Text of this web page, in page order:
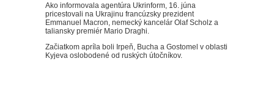
Ako informovala agentúra Ukrinform, 16. júna
pricestovali na Ukrajinu francúzsky prezident
Emmanuel Macron, nemecký kancelár Olaf Scholz a
taliansky premiér Mario Draghi.
Začiatkom apríla boli Irpeň, Bucha a Gostomel v oblasti
Kyjeva oslobodené od ruských útočníkov.